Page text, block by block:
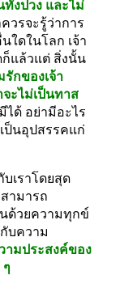
ทั้งปวง และไม่
ควรจะรู้ว่าการ
ใดในโลก เจ้า
ก็แล้วแต่ สิ่งนั้น
กของเจ้า
จะไม่เป็นทาส
ได้ อย่ามีอะไร
ป็นอุปสรรคแก่
เราโดยสุด
ามารถ
ด้วยความทุกข์
บความ
ามประสงค์ของ